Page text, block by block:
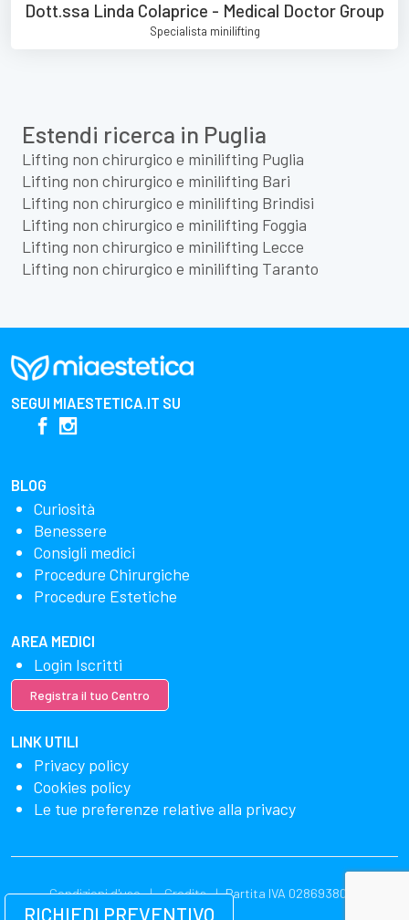
Dott.ssa Linda Colaprice - Medical Doctor Group
Specialista minilifting
Estendi ricerca in Puglia
Lifting non chirurgico e minilifting Puglia
Lifting non chirurgico e minilifting Bari
Lifting non chirurgico e minilifting Brindisi
Lifting non chirurgico e minilifting Foggia
Lifting non chirurgico e minilifting Lecce
Lifting non chirurgico e minilifting Taranto
SEGUI MIAESTETICA.IT SU
BLOG
Curiosità
Benessere
Consigli medici
Procedure Chirurgiche
Procedure Estetiche
AREA MEDICI
Login Iscritti
Registra il tuo Centro
LINK UTILI
Privacy policy
Cookies policy
Le tue preferenze relative alla privacy
Condizioni d'uso Credits Partita IVA 02869380549
RICHIEDI PREVENTIVO